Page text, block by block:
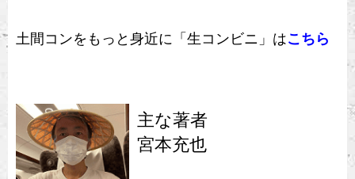
土間コンをもっと身近に「生コンビニ」はこちら
主な著者
宮本充也